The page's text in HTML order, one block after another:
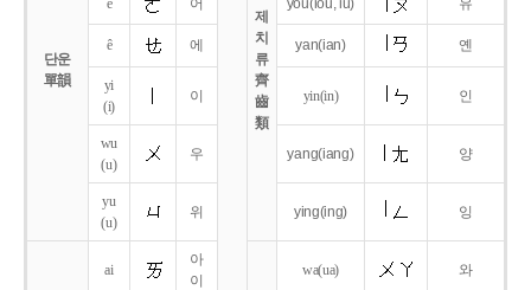
단운
單韻
제
치
류
齊
齒
類
e 어 you(iou,iu) 유
ê 에 yan(ian) 옌
yi
(i)
이 yin(in) 인
wu
(u)
우 yang(iang) 양
yu
(u)
위 ying(ing) 잉
ai
아
이
wa(ua) 와